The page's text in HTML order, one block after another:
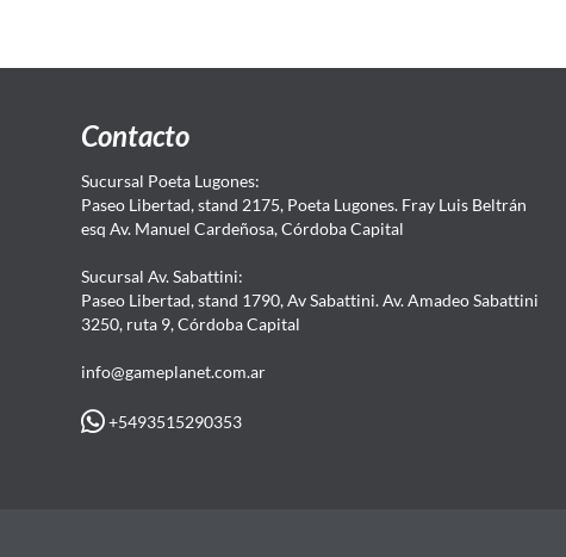
Contacto
Sucursal Poeta Lugones:
Paseo Libertad, stand 2175, Poeta Lugones. Fray Luis Beltrán
esq Av. Manuel Cardeñosa, Córdoba Capital
Sucursal Av. Sabattini:
Paseo Libertad, stand 1790, Av Sabattini. Av. Amadeo Sabattini
3250, ruta 9, Córdoba Capital
info@gameplanet.com.ar
+5493515290353